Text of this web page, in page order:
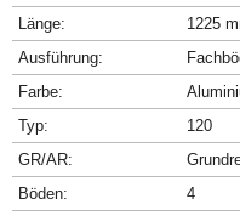
Länge:
1225
Ausführung:
Farbe:
Typ:
120
GR/AR:
Böden:
4